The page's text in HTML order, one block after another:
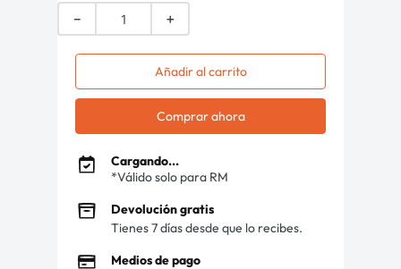
＋
－
Añadir al carrito
Comprar ahora
Cargando...
*Válido solo para RM
Devolución gratis
Tienes 7 días desde que lo recibes.
Medios de pago